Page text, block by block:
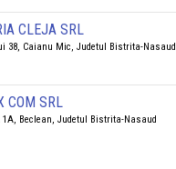
CLEJA SRL
38, Caianu Mic, Judetul Bistrita-Nasaud
COM SRL
1A, Beclean, Judetul Bistrita-Nasaud